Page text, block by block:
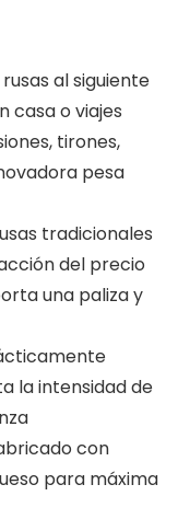
al siguiente
casa o viajes
tirones,
pesa
tradicionales
del precio
una paliza y
la intensidad de
con
para máxima